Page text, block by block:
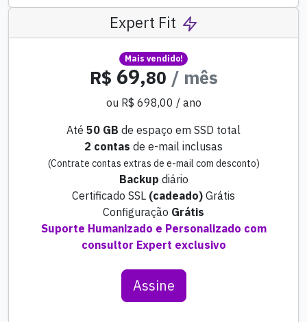
Expert Fit
Mais vendido!
R$ 69,80 / mês
ou R$ 698,00 / ano
Até 50 GB de espaço em SSD total
2 contas de e-mail inclusas
(Contrate contas extras de e-mail com desconto)
Backup diário
Certificado SSL (cadeado) Grátis
Configuração Grátis
Suporte Humanizado e Personalizado com
consultor Expert exclusivo
Assine